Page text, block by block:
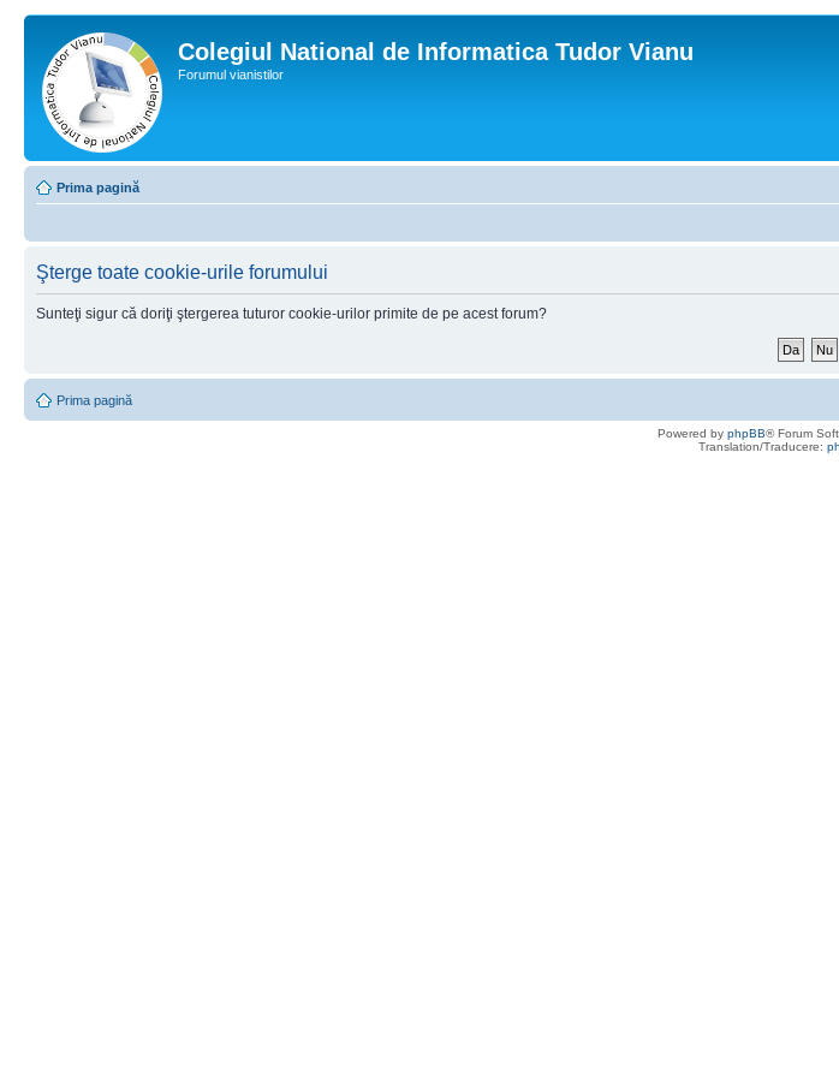
Colegiul National de Informatica Tudor Vianu
Forumul vianistilor
Prima pagină
Şterge toate cookie-urile forumului
Sunteţi sigur că doriţi ştergerea tuturor cookie-urilor primite de pe acest forum?
Prima pagină
Powered by phpBB® Forum
Translation/Traducere: